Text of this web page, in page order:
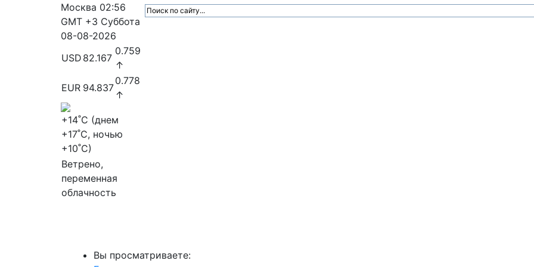
Москва 02:56
GMT +3 Суббота
08-08-2026
USD 82.167
0.759
↑
EUR 94.837
0.778
↑
+14˚C (днем
+17˚C, ночью
+10˚C)
Ветрено,
переменная
облачность
Вы просматриваете: